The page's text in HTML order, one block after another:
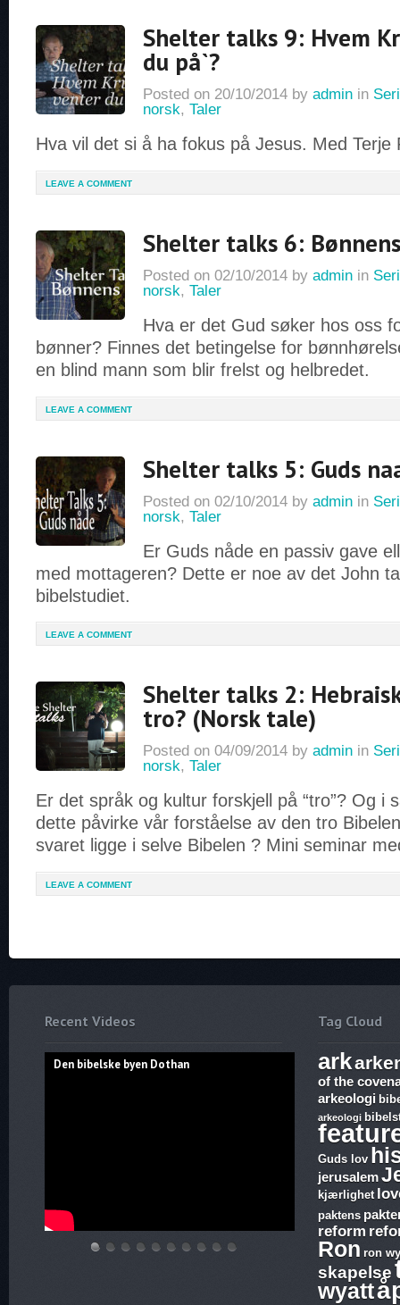
Shelter talks 9: Hvem
du på`?
Posted on 20/10/2014 by admin in
norsk, Taler
Hva vil det si å ha fokus på Jesus. Med Terje
LEAVE A COMMENT
Shelter talks 6:
Posted on 02/10/2014 by admin in
norsk, Taler
Hva er det Gud søker hos oss
bønner? Finnes det betingelse for
en blind mann som blir frelst og helbredet.
LEAVE A COMMENT
Shelter talks 5: Guds
Posted on 02/10/2014 by admin in
norsk, Taler
Er Guds nåde en passiv gave
med mottageren? Dette er noe av det John
bibelstudiet.
LEAVE A COMMENT
Shelter talks 2:
tro? (Norsk tale)
Posted on 04/09/2014 by admin in
norsk, Taler
Er det språk og kultur forskjell på “tro”? Og i
dette påvirke vår forståelse av den tro
svaret ligge i selve Bibelen ? Mini seminar
LEAVE A COMMENT
Recent Videos
Den bibelske byen Dothan
Tag Cloud
ark
of the
arkeologi
arkeologi
Guds lov
jerusalem
kjærlighet
paktens
reform
Ron ron
skapelse
wyatt